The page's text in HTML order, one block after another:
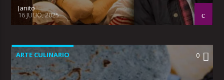
Janito
16 JULIO, 2025
ARTE CULINARIO 0